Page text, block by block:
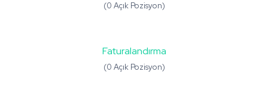
(0 Açık Pozisyon)
Faturalandırma
(0 Açık Pozisyon)